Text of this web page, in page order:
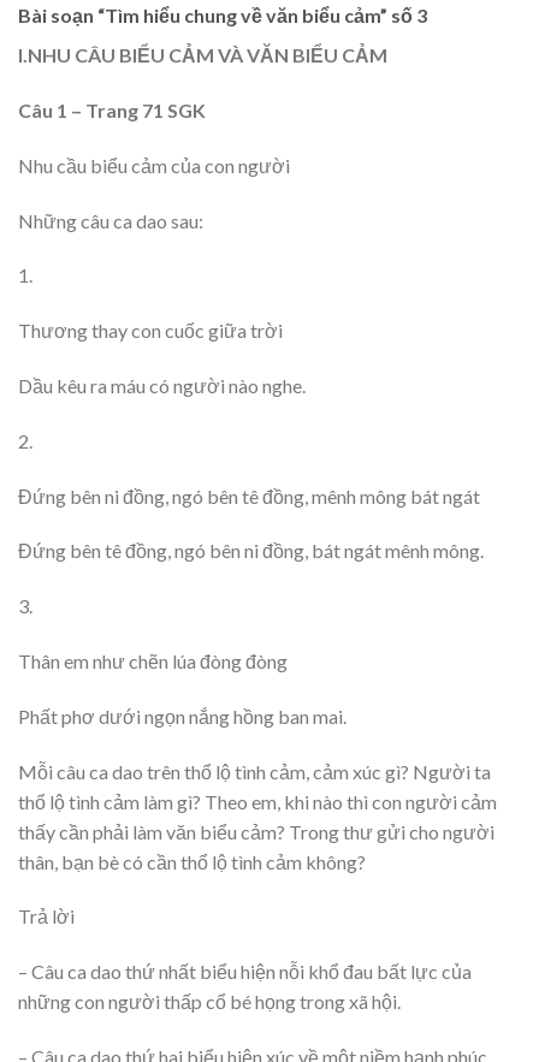
Bài soạn “Tìm hiểu chung về văn biểu cảm” số 3
I.NHU CÂU BIỂU CẢM VÀ VĂN BIỂU CẢM
Câu 1 – Trang 71 SGK
Nhu cầu biểu cảm của con người
Những câu ca dao sau:
1.
Thương thay con cuốc giữa trời
Dầu kêu ra máu có người nào nghe.
2.
Đứng bên ni đồng, ngó bên tê đồng, mênh mông bát ngát
Đứng bên tê đồng, ngó bên ni đồng, bát ngát mênh mông.
3.
Thân em như chẽn lúa đòng đòng
Phất phơ dưới ngọn nắng hồng ban mai.
Mỗi câu ca dao trên thổ lộ tình cảm, cảm xúc gì? Người ta
thổ lộ tình cảm làm gì? Theo em, khi nào thì con người cảm
thấy cần phải làm văn biểu cảm? Trong thư gửi cho người
thân, bạn bè có cần thổ lộ tình cảm không?
Trả lời
– Câu ca dao thứ nhất biểu hiện nỗi khổ đau bất lực của
những con người thấp cổ bé họng trong xã hội.
– Câu ca dao thứ hai biểu hiện xúc về một niềm hạnh phúc